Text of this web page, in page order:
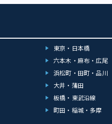
東京・日本橋
六本木・麻布・広尾
浜松町・田町・品川
大井・蒲田
板橋・東武沿線
町田・稲城・多摩